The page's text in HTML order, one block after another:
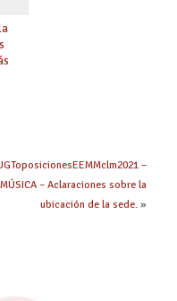
–
MÚSICA – Aclaraciones sobre la
ubicación de la sede.»